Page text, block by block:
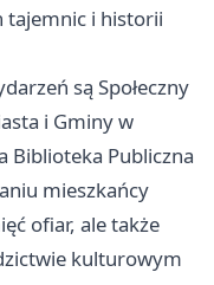
tajemnic i historii
są Społeczny
i Gminy w
Biblioteka Publiczna
mieszkańcy
ofiar, ale także
kulturowym